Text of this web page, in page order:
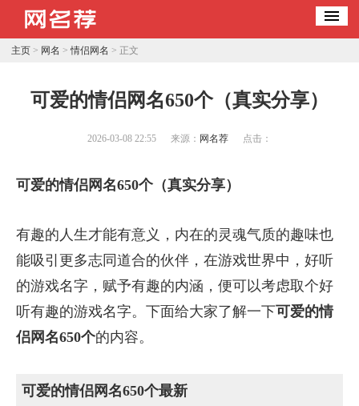
主页> 网名 >情侣网名 > 正文
可爱的情侣网名650个（真实分享）
2026-03-08 22:55 来源： 网名荐 点击：
可爱的情侣网名650个（真实分享）
有趣的人生才能有意义，内在的灵魂气质的趣味也
能吸引更多志同道合的伙伴，在游戏世界中，好听
的游戏名字，赋予有趣的内涵，便可以考虑取个好
听有趣的游戏名字。下面给大家了解一下可爱的情
侣网名650个的内容。
可爱的情侣网名650个最新